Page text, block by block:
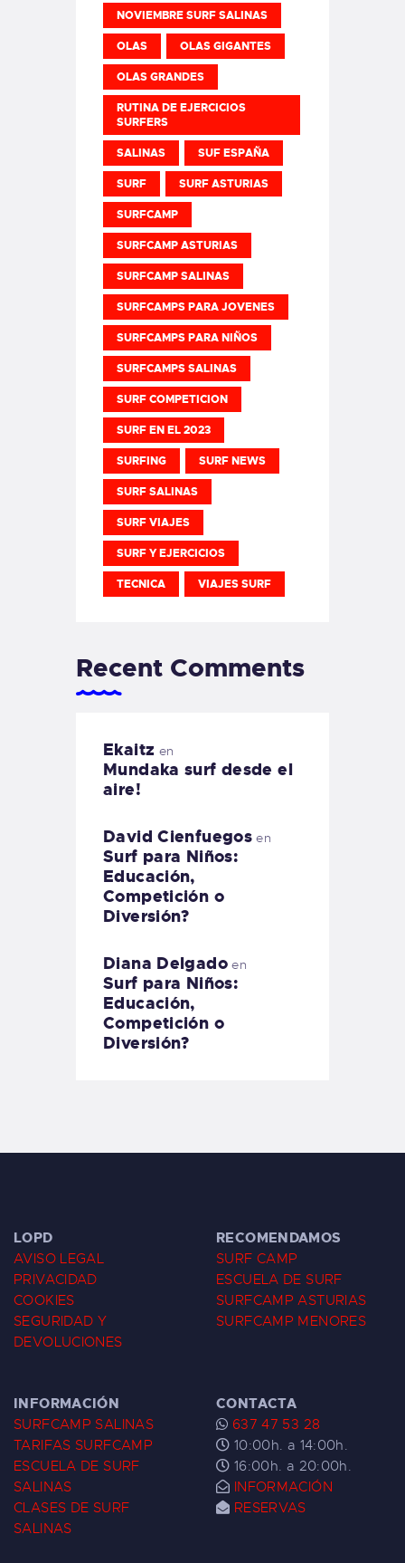
NOVIEMBRE SURF SALINAS
OLAS OLAS GIGANTES
OLAS GRANDES
RUTINA DE EJERCICIOS
SURFERS
SALINAS SUF ESPAÑA
SURF SURF ASTURIAS
SURFCAMP
SURFCAMP ASTURIAS
SURFCAMP SALINAS
SURFCAMPS PARA JOVENES
SURFCAMPS PARA NIÑOS
SURFCAMPS SALINAS
SURF COMPETICION
SURF EN EL 2023
SURFING SURF NEWS
SURF SALINAS
SURF VIAJES
SURF Y EJERCICIOS
TECNICA VIAJES SURF
Recent Comments
Ekaitz en
Mundaka surf desde el
aire!
David Cienfuegos en
Surf para Niños:
Educación,
Competición o
Diversión?
Diana Delgadoen
Surf para Niños:
Educación,
Competición o
Diversión?
LOPD
AVISO LEGAL
PRIVACIDAD
COOKIES
SEGURIDAD Y
DEVOLUCIONES
RECOMENDAMOS
SURF CAMP
ESCUELA DE SURF
SURFCAMP ASTURIAS
SURFCAMP MENORES
INFORMACIÓN
SURFCAMP SALINAS
TARIFAS SURFCAMP
ESCUELA DE SURF
SALINAS
CLASES DE SURF
SALINAS
CONTACTA
637 47 53 28
10:00h. a 14:00h.
16:00h. a 20:00h.
INFORMACIÓN
RESERVAS